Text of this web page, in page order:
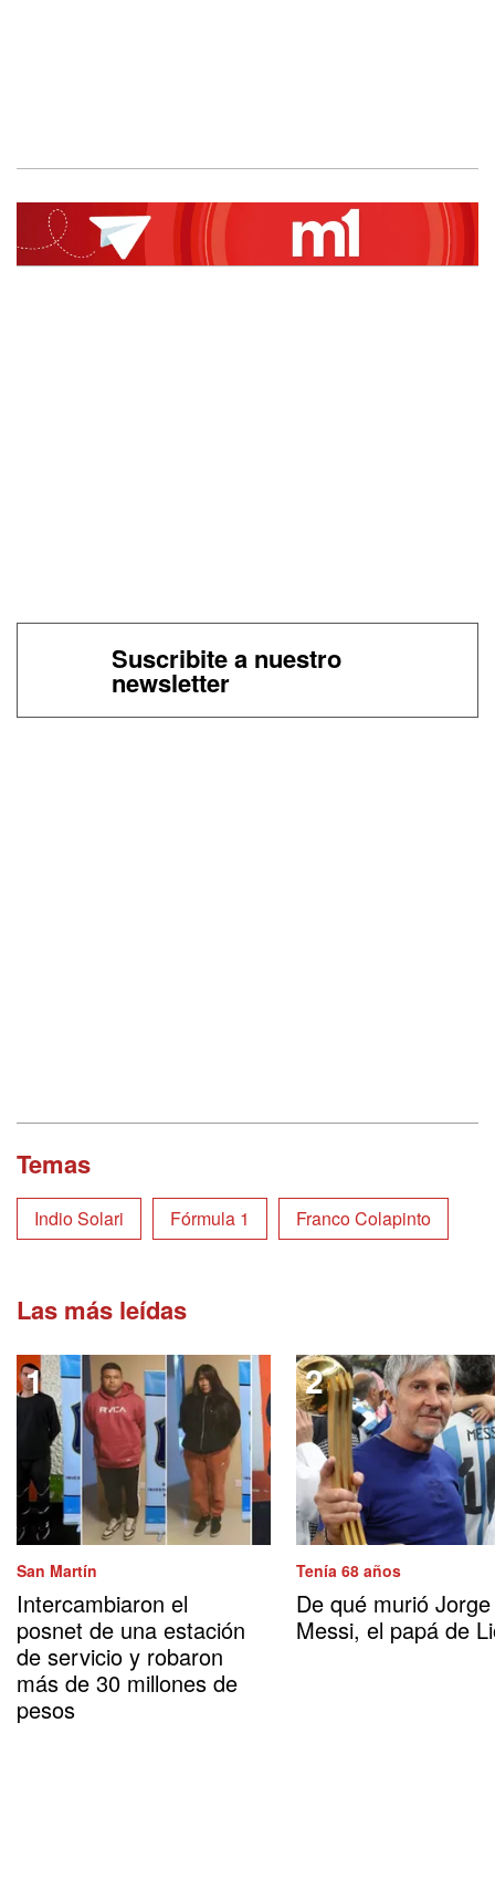
Suscribite a nuestro
newsletter
Temas
Indio Solari Fórmula 1 Franco Colapinto
Las más leídas
San Martín
Intercambiaron el
posnet de una estación
de servicio y robaron
más de 30 millones de
pesos
Tenía 68 años
De qué murió Jorge
Messi, el papá de